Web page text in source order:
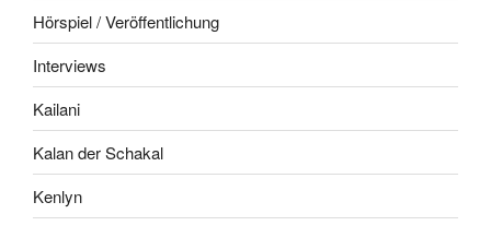
Hörspiel / Veröffentlichung
Interviews
Kailani
Kalan der Schakal
Kenlyn